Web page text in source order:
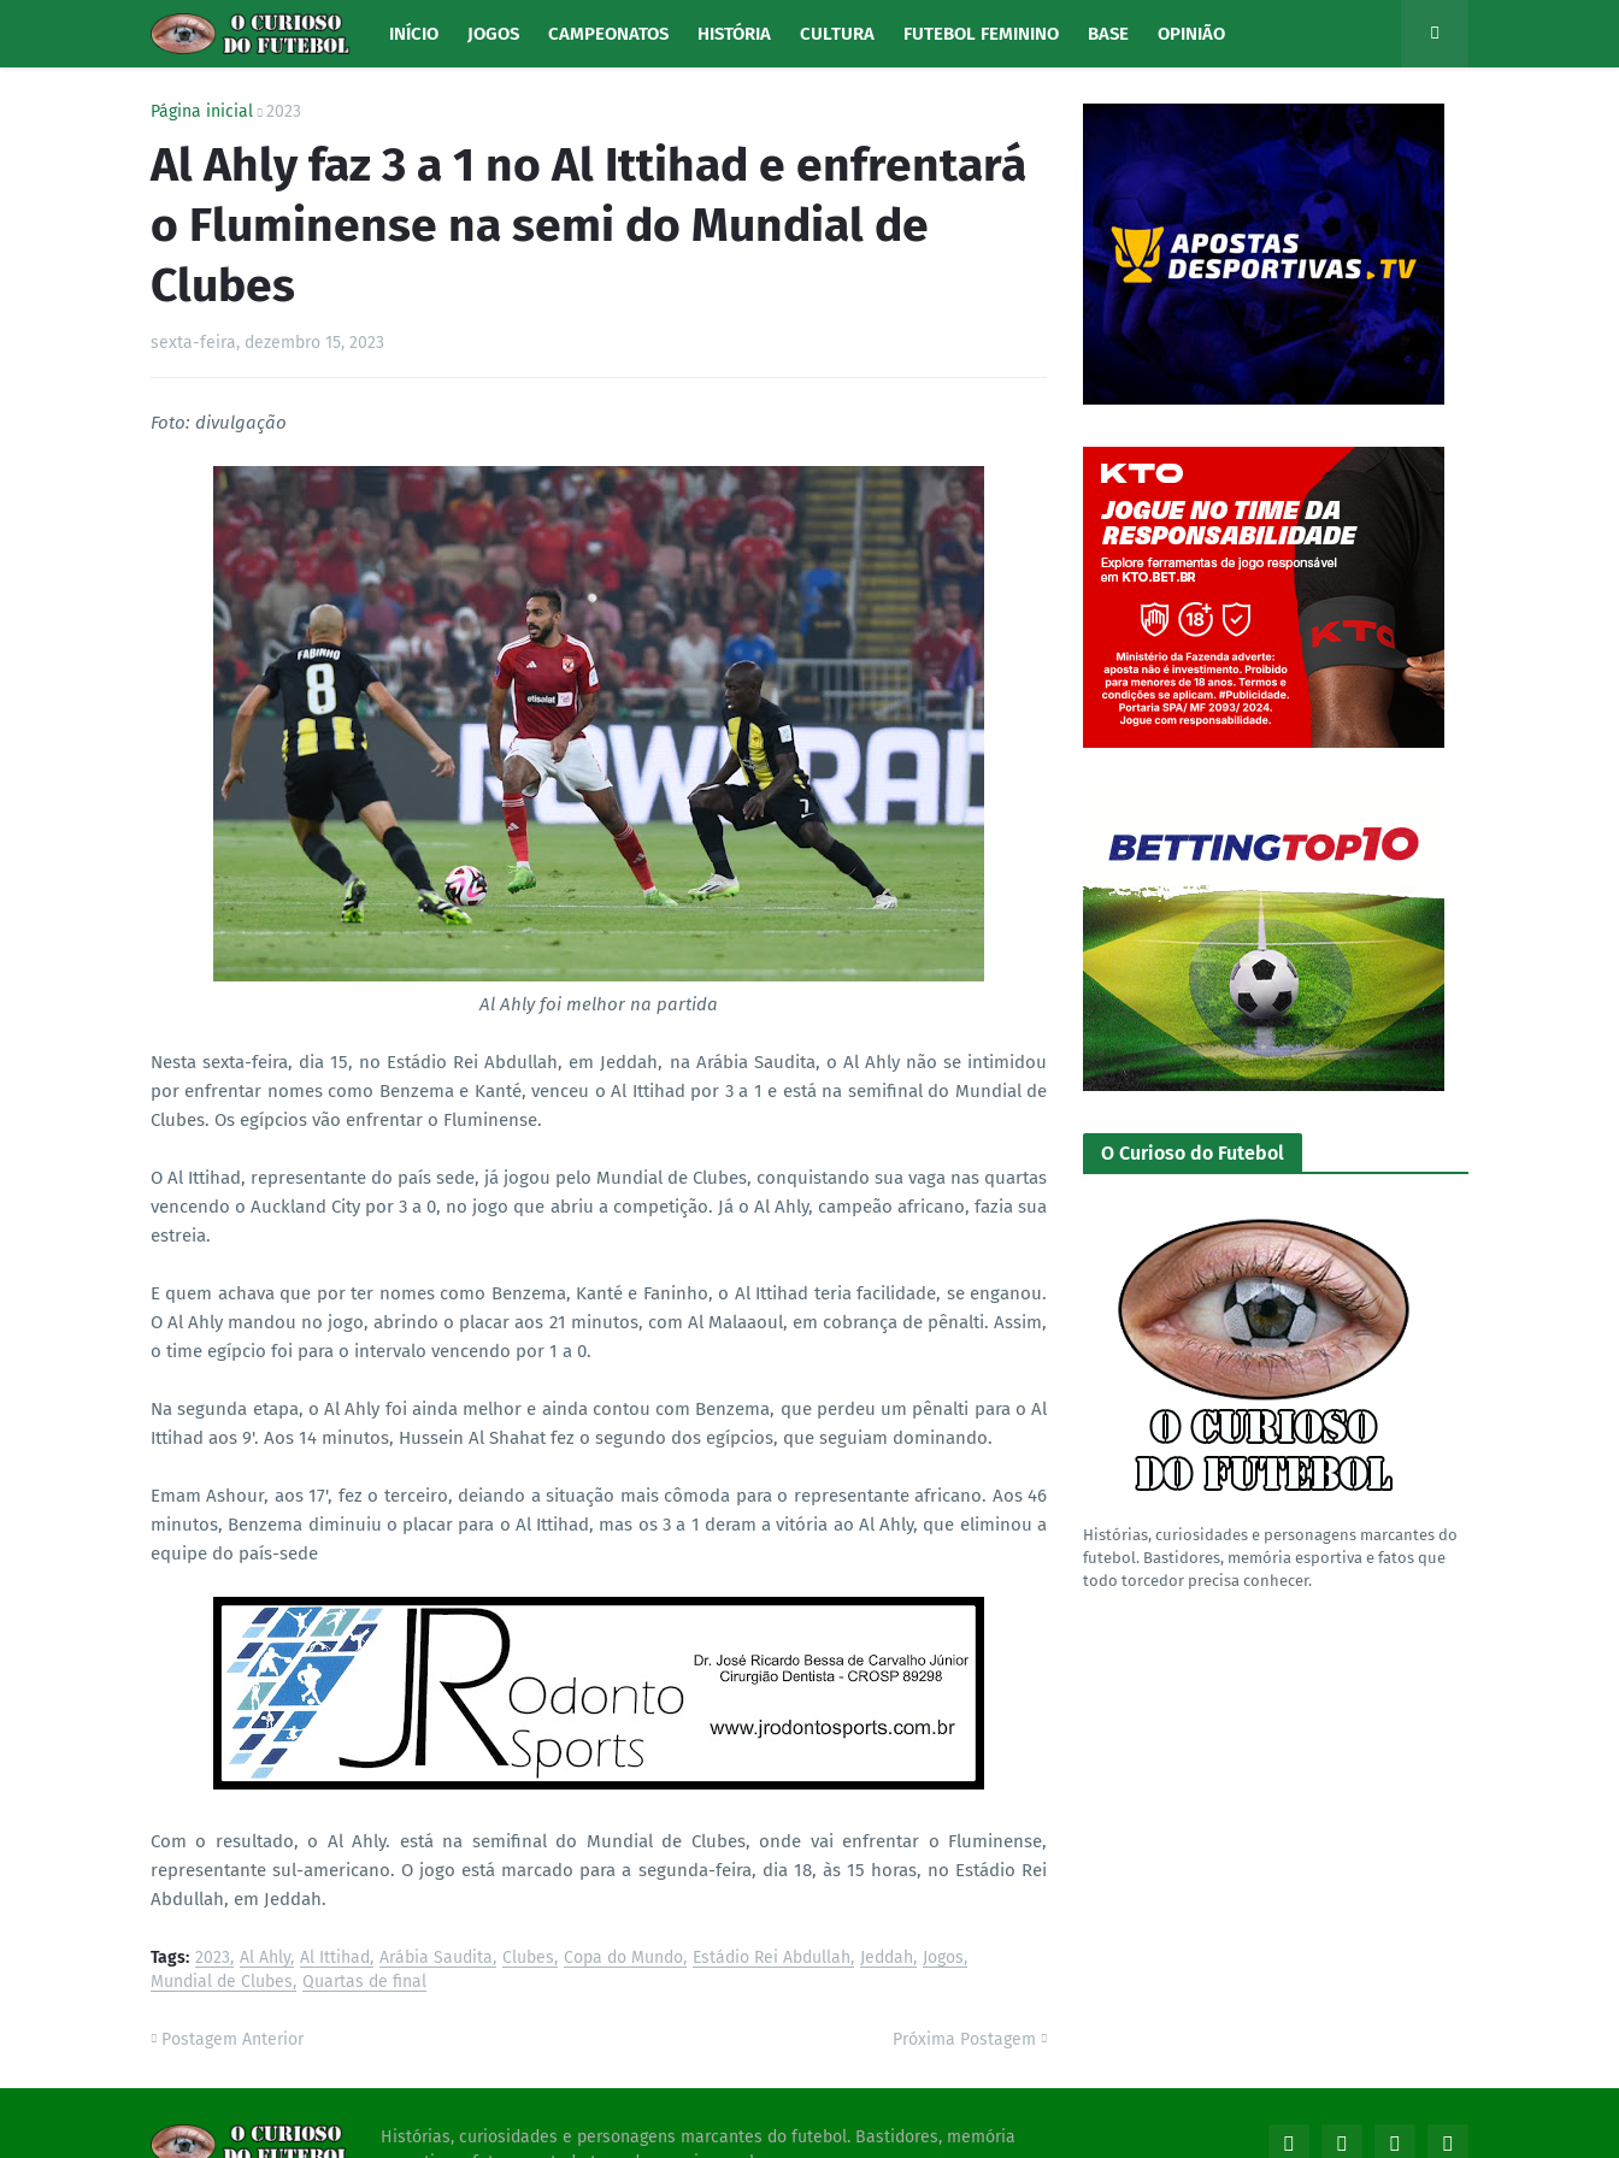
INÍCIO JOGOS CAMPEONATOS HISTÓRIA CULTURA FUTEBOL FEMININO BASE OPINIÃO
Página inicial 2023
Al Ahly faz 3 a 1 no Al Ittihad e enfrentará
o Fluminense na semi do Mundial de
Clubes
sexta-feira, dezembro 15, 2023
Foto: divulgação
Al Ahly foi melhor na partida
Nesta sexta-feira, dia 15, no Estádio Rei Abdullah, em Jeddah, na Arábia Saudita, o Al Ahly não se intimidou
por enfrentar nomes como Benzema e Kanté, venceu o Al Ittihad por 3 a 1 e está na semifinal do Mundial de
Clubes. Os egípcios vão enfrentar o Fluminense.
O Al Ittihad, representante do país sede, já jogou pelo Mundial de Clubes, conquistando sua vaga nas quartas
vencendo o Auckland City por 3 a 0, no jogo que abriu a competição. Já o Al Ahly, campeão africano, fazia sua
estreia.
E quem achava que por ter nomes como Benzema, Kanté e Faninho, o Al Ittihad teria facilidade, se enganou.
O Al Ahly mandou no jogo, abrindo o placar aos 21 minutos, com Al Malaaoul, em cobrança de pênalti. Assim,
o time egípcio foi para o intervalo vencendo por 1 a 0.
Na segunda etapa, o Al Ahly foi ainda melhor e ainda contou com Benzema, que perdeu um pênalti para o Al
Ittihad aos 9'. Aos 14 minutos, Hussein Al Shahat fez o segundo dos egípcios, que seguiam dominando.
Emam Ashour, aos 17', fez o terceiro, deiando a situação mais cômoda para o representante africano. Aos 46
minutos, Benzema diminuiu o placar para o Al Ittihad, mas os 3 a 1 deram a vitória ao Al Ahly, que eliminou a
equipe do país-sede
Com o resultado, o Al Ahly. está na semifinal do Mundial de Clubes, onde vai enfrentar o Fluminense,
representante sul-americano. O jogo está marcado para a segunda-feira, dia 18, às 15 horas, no Estádio Rei
Abdullah, em Jeddah.
Tags: 2023 Al Ahly Al Ittihad Arábia Saudita Clubes Copa do Mundo Estádio Rei Abdullah Jeddah Jogos
Mundial de Clubes Quartas de final
Postagem Anterior Próxima Postagem
Jogue com responsabilidade. 18+
O Curioso do Futebol
Histórias, curiosidades e personagens marcantes do
futebol. Bastidores, memória esportiva e fatos que
todo torcedor precisa conhecer.
Histórias, curiosidades e personagens marcantes do futebol. Bastidores, memória